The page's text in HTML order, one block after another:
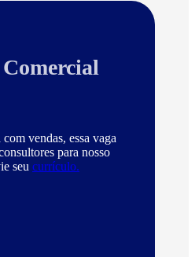
vendas, essa vaga
para nosso
seu currículo.